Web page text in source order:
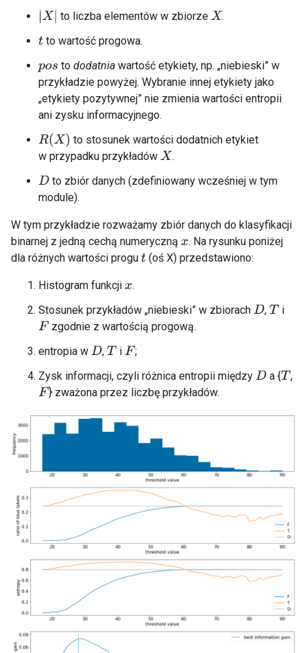
|X| to liczba elementów w zbiorze X .
t to wartość progowa.
pos to dodatniawartość etykiety, np. „niebieski” w
przykładzie powyżej. Wybranie innej etykiety jako
„etykiety pozytywnej” nie zmienia wartości entropii
ani zysku informacyjnego.
R(X)
to stosunek wartości dodatnich etykiet
w przypadku przykładów X .
D to zbiór danych (zdefiniowany wcześniej w tym
module).
W tym przykładzie rozważamy zbiór danych do klasyfikacji
binarnej z jedną cechą numeryczną x. Na rysunku poniżej
dla różnych wartości progu t (oś X) przedstawiono:
Histogram funkcji x.
Stosunek przykładów „niebieski” w zbiorach D ,T i
F zgodnie z wartością progową.
entropia w D ,T iF ;
Zysk informacji, czyli różnica entropii między D a {T ,
F } zważona przez liczbę przykładów.